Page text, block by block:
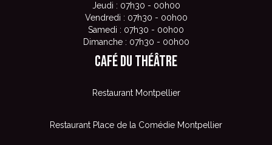
Jeudi : 07h30 - 00h00
Vendredi : 07h30 - 00h00
Samedi : 07h30 - 00h00
Dimanche : 07h30 - 00h00
Café du Théâtre
Restaurant Montpellier
Restaurant Place de la Comédie Montpellier